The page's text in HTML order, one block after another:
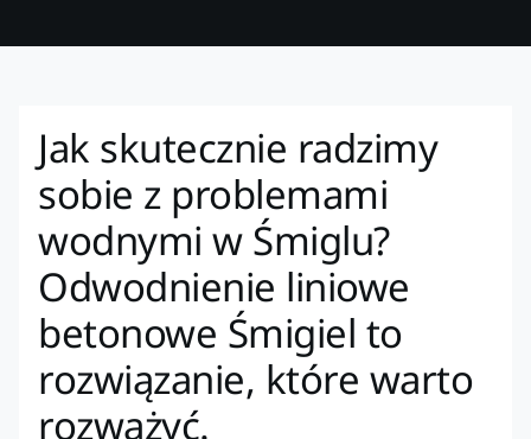
Jak skutecznie radzimy
sobie z problemami
wodnymi w Śmiglu?
Odwodnienie liniowe
betonowe Śmigiel to
rozwiązanie, które warto
rozważyć.